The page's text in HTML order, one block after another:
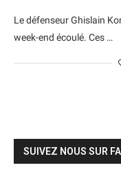
Le défenseur Ghislain
week-end écoulé. Ces …
SUIVEZ NOUS SUR